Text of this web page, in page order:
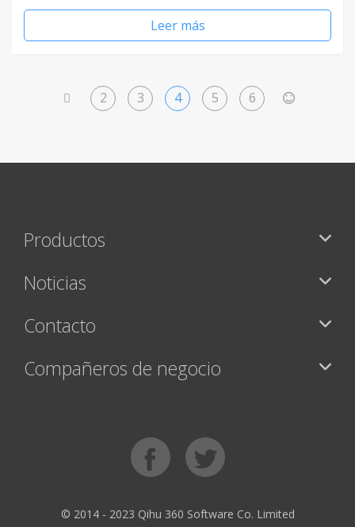
Leer más
2 3 4 5 6
Productos
Noticias
Contacto
Compañeros de negocio
© 2014 - 2023 Qihu 360 Software Co. Limited